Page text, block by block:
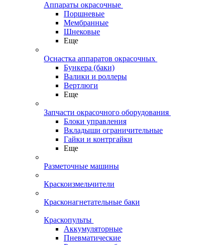
Аппараты окрасочные
Поршневые
Мембранные
Шнековые
Еще
Оснастка аппаратов окрасочных
Бункера (баки)
Валики и роллеры
Вертлюги
Еще
Запчасти окрасочного оборудования
Блоки управления
Вкладыши ограничительные
Гайки и контргайки
Еще
Разметочные машины
Краскоизмельчители
Красконагнетательные баки
Краскопульты
Аккумуляторные
Пневматические